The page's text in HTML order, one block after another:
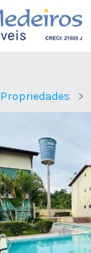
Propriedades